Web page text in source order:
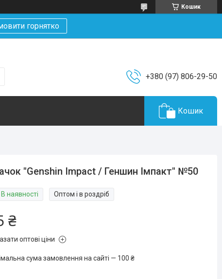
Кошик
горнятко
+380 (97) 806-29-50
Кошик
"Genshin Impact / Геншин Імпакт" №50
В наявності Оптом і в роздріб
₴
оптові ціни
сума замовлення на сайті — 100 ₴